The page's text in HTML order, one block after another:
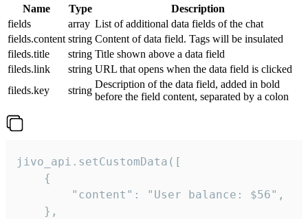
Name Type
Description
fields
array List of additional data fields of the chat
fields.content string Content of data field. Tags will be insulated
fileds.title
string Title shown above a data field
fileds.link
string URL that opens when the data field is clicked
fileds.key
string
Description of the data field, added in bold
before the field content, separated by a colon
jivo_api.setCustomData([
    {
        "content": "User balance: $56",
    },